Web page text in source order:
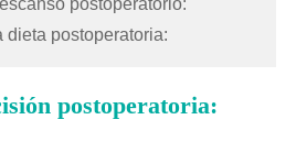
postoperatorio:
dieta postoperatoria:
postoperatoria: